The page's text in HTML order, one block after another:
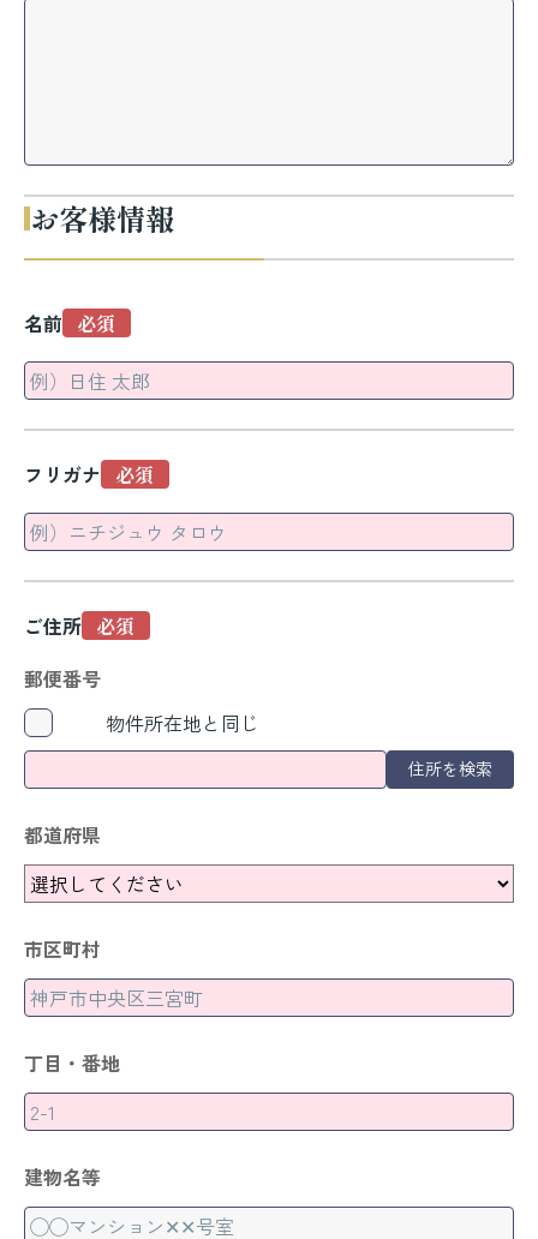
お客様情報
名前
フリガナ
ご住所
郵便番号
物件所在地と同じ
住所を検索
都道府県
市区町村
丁目・番地
建物名等